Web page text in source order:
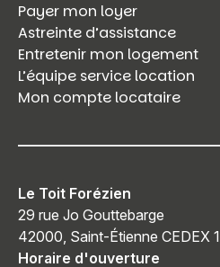
Payer mon loyer
Astreinte d’assistance
Entretenir mon logement
L’équipe service location
Mon compte locataire
Le Toit Forézien
29 rue Jo Gouttebarge
42000, Saint-Étienne CEDEX 1
Horaire d'ouverture